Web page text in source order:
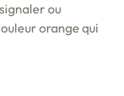
ou
orange qui